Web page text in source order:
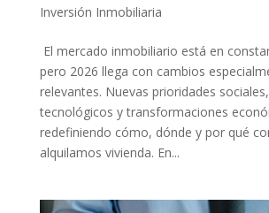
Inversión Inmobiliaria
El mercado inmobiliario está en
pero 2026 llega con cambios
relevantes. Nuevas prioridades
tecnológicos y transformaciones
redefiniendo cómo, dónde y por qué
alquilamos vivienda. En...